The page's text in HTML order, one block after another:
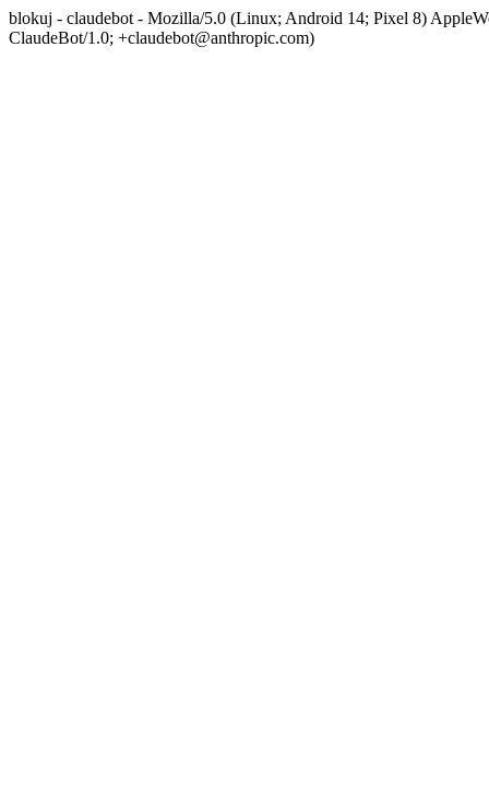
blokuj - claudebot - Mozilla/5.0 (Linux; Android 14; Pixel 8)
ClaudeBot/1.0; +claudebot@anthropic.com)